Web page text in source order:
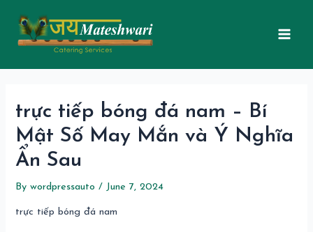
content
trực tiếp bóng đá nam – Bí
Mật Số May Mắn và Ý Nghĩa
Ẩn Sau
Bywordpressauto/ June 7, 2024
trực tiếp bóng đá nam
navigation